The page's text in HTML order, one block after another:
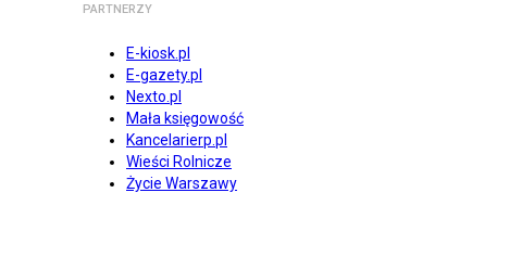
PARTNERZY
E-kiosk.pl
E-gazety.pl
Nexto.pl
Mała księgowość
Kancelarierp.pl
Wieści Rolnicze
Życie Warszawy